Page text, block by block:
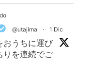
@utajima · 1 Dic
おうちに運び
りを連続でご